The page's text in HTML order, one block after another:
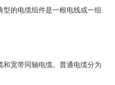
的电缆组件是一根电线或一组
宽带同轴电缆。普通电缆分为